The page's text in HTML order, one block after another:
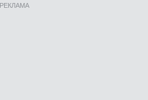
РЕКЛАМА